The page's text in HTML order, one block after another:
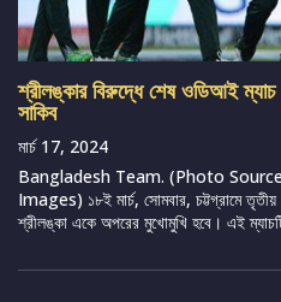
শ্রীলঙ্কার বিরুদ্ধে শেষ ওডিআই ম্যাচ
সাকিব
মার্চ 17, 2024
Bangladesh Team. (Photo
Images) ১৮ই মার্চ, সোমবার, চট্টগ্রামে
শ্রীলঙ্কা একে অপরের মুখোমুখি হবে। এই